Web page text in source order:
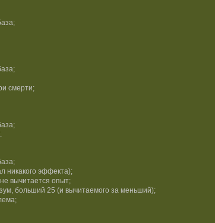
смерти;
никакого эффекта);
вычитается опыт;
больший 25 (и вычитаемого за меньший);